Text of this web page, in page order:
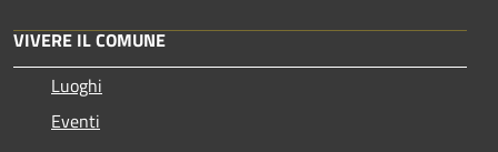
VIVERE IL COMUNE
Luoghi
Eventi